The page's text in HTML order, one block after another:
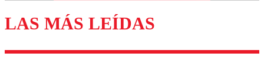
Enviar comentario
LAS MÁS LEÍDAS